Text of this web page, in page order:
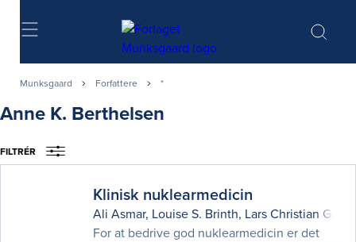
Søg
Munksgaard Forfattere *
Anne K. Berthelsen
FILTRÉR
Klinisk nuklearmedicin
Ali Asmar, Louise S. Brinth, Lars Christian
For at bedrive god nuklearmedicin er det